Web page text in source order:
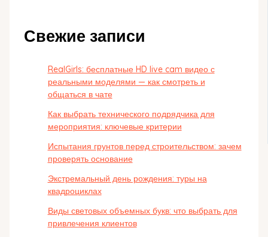
Свежие записи
RealGirls: бесплатные HD live cam видео с
реальными моделями — как смотреть и
общаться в чате
Как выбрать технического подрядчика для
мероприятия: ключевые критерии
Испытания грунтов перед строительством: зачем
проверять основание
Экстремальный день рождения: туры на
квадроциклах
Виды световых объемных букв: что выбрать для
привлечения клиентов